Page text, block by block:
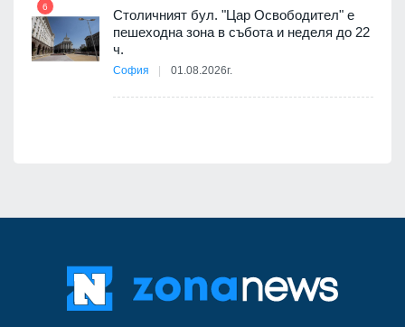
6
Столичният бул. "Цар Освободител" е
пешеходна зона в събота и неделя до 22
ч.
София 01.08.2026г.